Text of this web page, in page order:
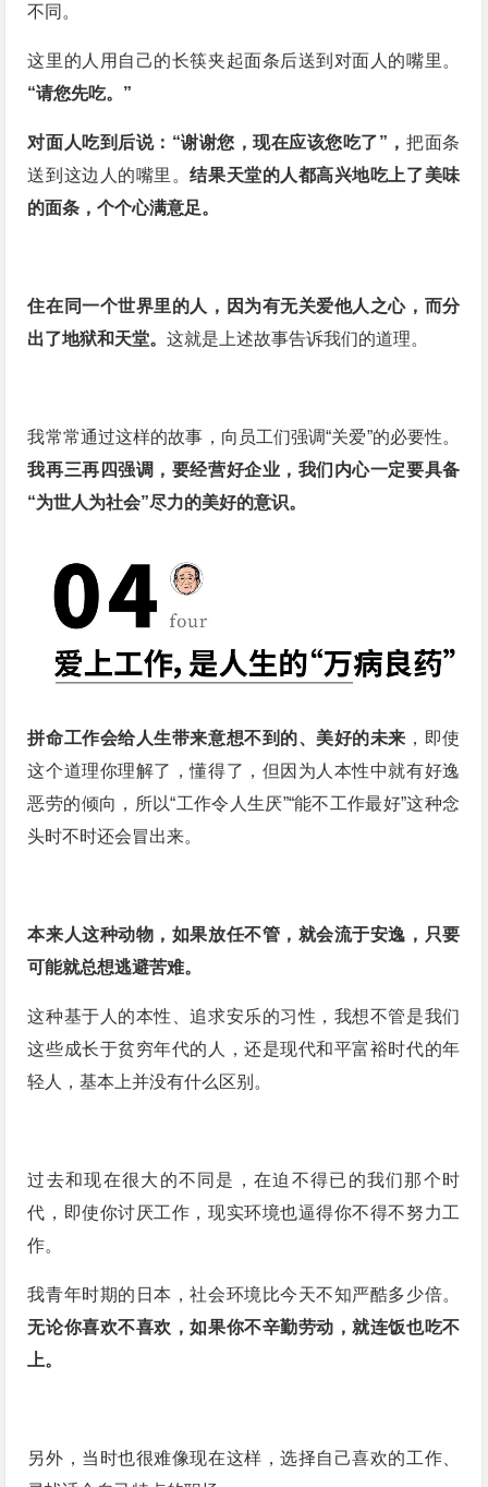
不同。
这里的人用自己的长筷夹起面条后送到对面人的嘴里。
“请您先吃。”
对面人吃到后说：“谢谢您，现在应该您吃了”，把面条
送到这边人的嘴里。结果天堂的人都高兴地吃上了美味
的面条，个个心满意足。
住在同一个世界里的人，因为有无关爱他人之心，而分
出了地狱和天堂。这就是上述故事告诉我们的道理。
我常常通过这样的故事，向员工们强调“关爱”的必要性。
我再三再四强调，要经营好企业，我们内心一定要具备
“为世人为社会”尽力的美好的意识。
拼命工作会给人生带来意想不到的、美好的未来 ，即使
这个道理你理解了，懂得了，但因为人本性中就有好逸
恶劳的倾向，所以“工作令人生厌”“能不工作最好”这种念
头时不时还会冒出来。
本来人这种动物，如果放任不管，就会流于安逸，只要
可能就总想逃避苦难。
这种基于人的本性、追求安乐的习性，我想不管是我们
这些成长于贫穷年代的人，还是现代和平富裕时代的年
轻人，基本上并没有什么区别。
过去和现在很大的不同是，在迫不得已的我们那个时
代，即使你讨厌工作，现实环境也逼得你不得不努力工
作。
我青年时期的日本，社会环境比今天不知严酷多少倍。
无论你喜欢不喜欢，如果你不辛勤劳动，就连饭也吃不
上。
另外，当时也很难像现在这样，选择自己喜欢的工作、